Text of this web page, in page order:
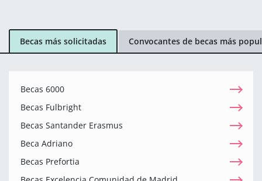
Becas más solicitadas Convocantes de becas más
Becas 6000
Becas Fulbright
Becas Santander Erasmus
Beca Adriano
Becas Prefortia